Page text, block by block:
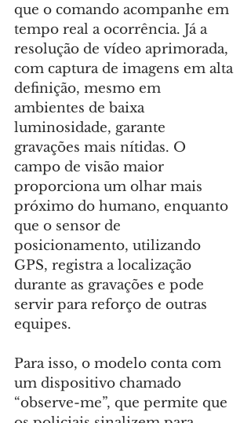
que o comando acompanhe em
tempo real a ocorrência. Já a
resolução de vídeo aprimorada,
com captura de imagens em alta
definição, mesmo em
ambientes de baixa
luminosidade, garante
gravações mais nítidas. O
campo de visão maior
proporciona um olhar mais
próximo do humano, enquanto
que o sensor de
posicionamento, utilizando
GPS, registra a localização
durante as gravações e pode
servir para reforço de outras
equipes.
Para isso, o modelo conta com
um dispositivo chamado
“observe-me”, que permite que